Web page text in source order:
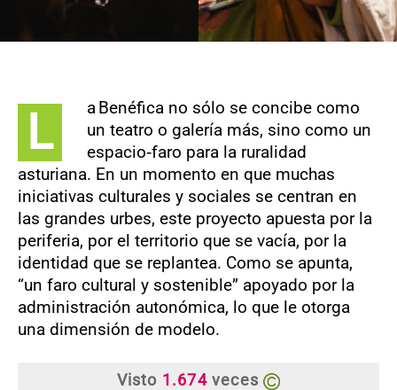
L
a Benéfica no sólo se concibe como
un teatro o galería más, sino como un
espacio‑faro para la ruralidad
asturiana. En un momento en que muchas
iniciativas culturales y sociales se centran en
las grandes urbes, este proyecto apuesta por la
periferia, por el territorio que se vacía, por la
identidad que se replantea. Como se apunta,
“un faro cultural y sostenible” apoyado por la
administración autonómica, lo que le otorga
una dimensión de modelo.
Visto 1.674 veces